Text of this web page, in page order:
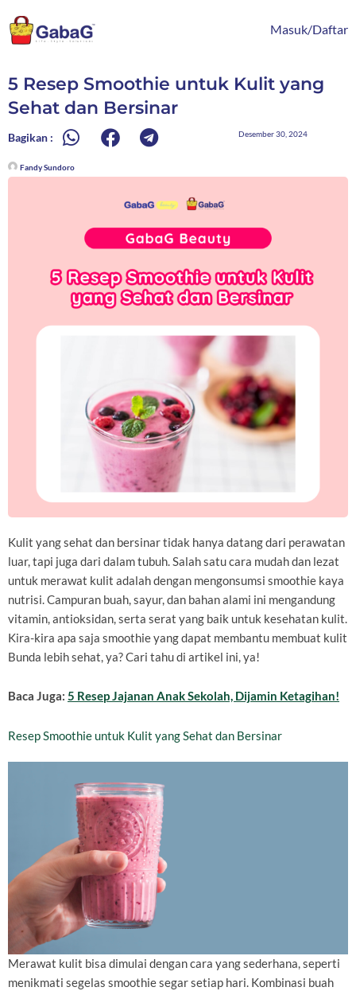
ke
konten
Masuk/Daftar
5 Resep Smoothie untuk Kulit yang
Sehat dan Bersinar
Bagikan : Desember 30, 2024
Fandy Sundoro
Kulit yang sehat dan bersinar tidak hanya datang dari perawatan
luar, tapi juga dari dalam tubuh. Salah satu cara mudah dan lezat
untuk merawat kulit adalah dengan mengonsumsi smoothie kaya
nutrisi. Campuran buah, sayur, dan bahan alami ini mengandung
vitamin, antioksidan, serta serat yang baik untuk kesehatan kulit.
Kira-kira apa saja smoothie yang dapat membantu membuat kulit
Bunda lebih sehat, ya? Cari tahu di artikel ini, ya!
Baca Juga: 5 Resep Jajanan Anak Sekolah, Dijamin Ketagihan!
Resep Smoothie untuk Kulit yang Sehat dan Bersinar
Merawat kulit bisa dimulai dengan cara yang sederhana, seperti
menikmati segelas smoothie segar setiap hari. Kombinasi buah